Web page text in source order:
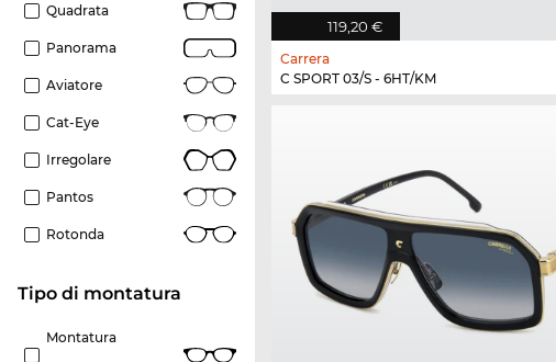
Quadrata
Panorama
Aviatore
Cat-Eye
Irregolare
Pantos
Rotonda
Tipo di montatura
Montatura
119,20 €
Carrera
C SPORT 03/S - 6HT/KM